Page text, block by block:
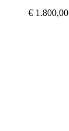
€ 1.800,00